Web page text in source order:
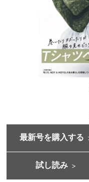
最新号を購入する
試し読み